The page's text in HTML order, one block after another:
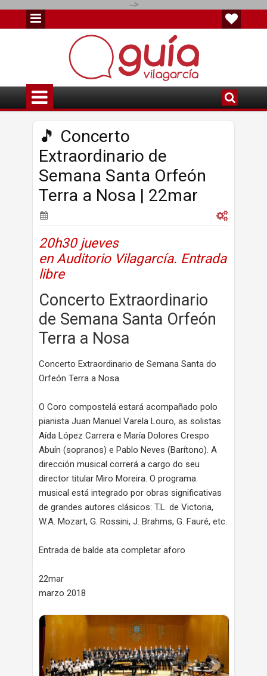
-->
🎵 Concerto
Extraordinario de
Semana Santa Orfeón
Terra a Nosa | 22mar
20h30 jueves
en Auditorio Vilagarcía. Entrada
libre
Concerto Extraordinario
de Semana Santa Orfeón
Terra a Nosa
Concerto Extraordinario de Semana Santa do
Orfeón Terra a Nosa
O Coro compostelá estará acompañado polo
pianista Juan Manuel Varela Louro, as solistas
Aída López Carrera e María Dolores Crespo
Abuín (sopranos) e Pablo Neves (Barítono). A
dirección musical correrá a cargo do seu
director titular Miro Moreira. O programa
musical está integrado por obras significativas
de grandes autores clásicos: T.L. de Victoria,
W.A. Mozart, G. Rossini, J. Brahms, G. Fauré, etc.
Entrada de balde ata completar aforo
22mar
marzo 2018